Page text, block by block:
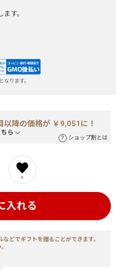
す。
ります。
以降の価格が ￥9,051に！
ら
ショップ割とは
0
入れる
どでギフトを贈ることができます。